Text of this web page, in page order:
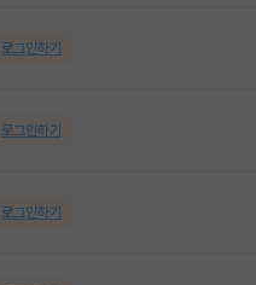
로그인하기
로그인하기
로그인하기